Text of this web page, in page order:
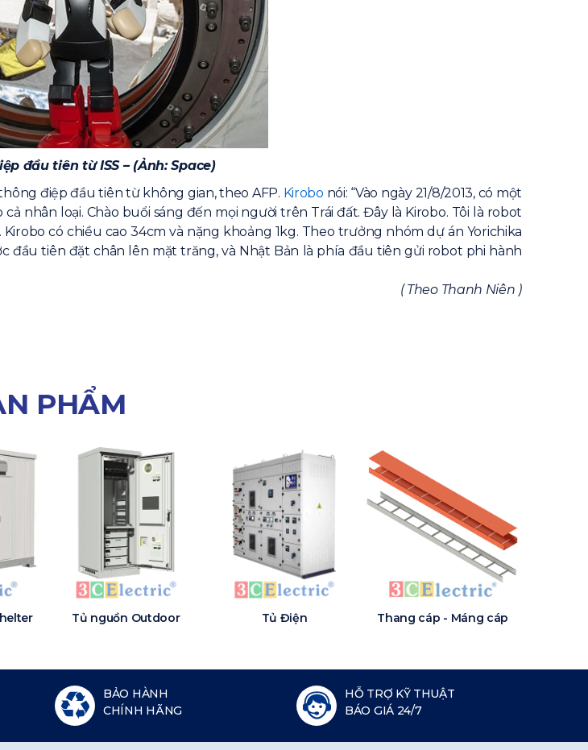
đầu tiên từ ISS – (Ảnh: Space)
điệp đầu tiên từ không gian, theo AFP. Kirobo nói: “Vào ngày 21/8/2013, có một
nhân loại. Chào buổi sáng đến mọi người trên Trái đất. Đây là Kirobo. Tôi là robot
có chiều cao 34cm và nặng khoảng 1kg. Theo trưởng nhóm dự án Yorichika
đầu tiên đặt chân lên mặt trăng, và Nhật Bản là phía đầu tiên gửi robot phi hành
( Theo Thanh Niên )
PHẨM
Tủ nguồn Outdoor Tủ Điện Thang cáp - Máng cáp
BẢO HÀNH
CHÍNH HÃNG
HỖ TRỢ KỸ THUẬT
BÁO GIÁ 24/7